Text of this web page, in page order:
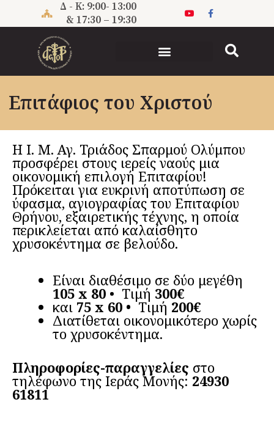
Δ - Κ: 9:00- 13:00
& 17:30 – 19:30
Επιτάφιος του Χριστού
Η Ι. Μ. Αγ. Τριάδος Σπαρμού Ολύμπου
προσφέρει στους ιερείς ναούς μια
οικονομική επιλογή Επιταφίου!
Πρόκειται για ευκρινή αποτύπωση σε
ύφασμα, αγιογραφίας του Επιταφίου
Θρήνου, εξαιρετικής τέχνης, η οποία
περικλείεται από καλαίσθητο
χρυσοκέντημα σε βελούδο.
Είναι διαθέσιμο σε δύο μεγέθη
105 x 80 • Τιμή 300€
και 75 x 60 •Τιμή 200€
Διατίθεται οικονομικότερο χωρίς
το χρυσοκέντημα.
Πληροφορίες-παραγγελίες στο
τηλέφωνο της Ιεράς Μονής: 24930
61811